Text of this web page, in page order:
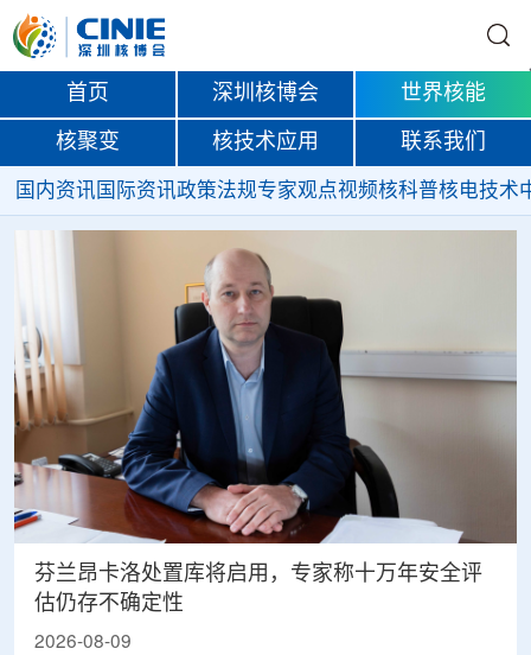
首页 深圳核博会 世界核能
核聚变 核技术应用 联系我们
国内资讯 国际资讯政策法规专家观点视频核科普核电技术
芬兰昂卡洛处置库将启用，专家称十万年安全评
估仍存不确定性
2026-08-09